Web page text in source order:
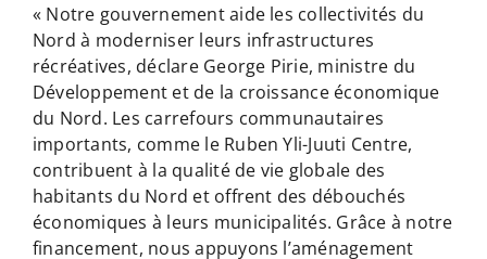
« Notre gouvernement aide les collectivités du
Nord à moderniser leurs infrastructures
récréatives, déclare George Pirie, ministre du
Développement et de la croissance économique
du Nord. Les carrefours communautaires
importants, comme le Ruben Yli-Juuti Centre,
contribuent à la qualité de vie globale des
habitants du Nord et offrent des débouchés
économiques à leurs municipalités. Grâce à notre
financement, nous appuyons l’aménagement